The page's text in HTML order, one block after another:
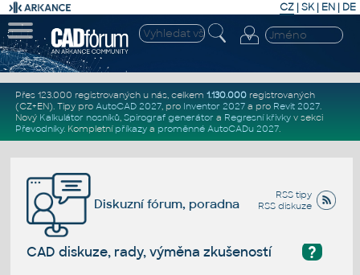
CZ | SK| EN | DE
Přes 123.000 registrovaných u nás, celkem 1.130.000registrovaných
(CZ+EN). Tipy pro AutoCAD 2027, pro Inventor 2027a pro Revit 2027.
Nový Kalkulátor nosníků, Spirograf generátor a Regresní křivkyv sekci
Převodníky. Kompletní příkazya proměnné AutoCADu 2027.
RSS tipy
RSS diskuze
Diskuzní fórum, poradna
?
CAD diskuze, rady, výměna zkušeností